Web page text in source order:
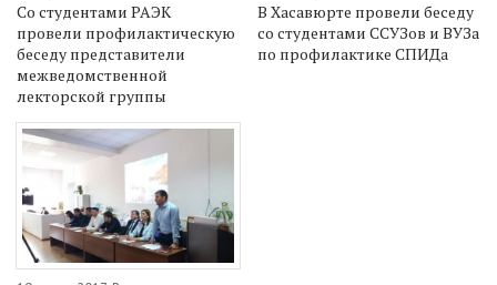
Со студентами РАЭК
провели профилактическую
беседу представители
межведомственной
лекторской группы
В Хасавюрте провели беседу
со студентами ССУЗов и ВУЗа
по профилактике СПИДа